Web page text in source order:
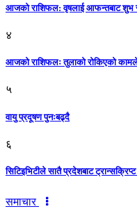
आजकाे राशिफल: वृषलाई आफन्तबाट शुभ
४
आजको राशिफलः तुलाकाे रोकिएको
५
वायु प्रदूषण पुनःबढ्दै
६
सिटिइभिटीले सातै प्रदेशबाट
समाचार